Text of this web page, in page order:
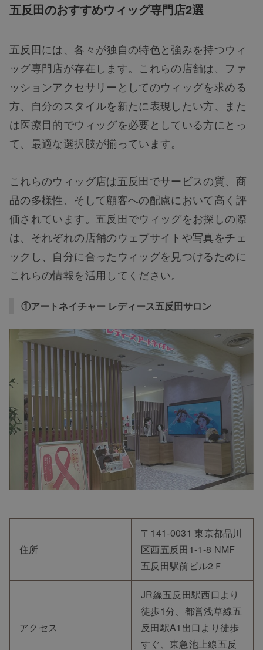
五反田のおすすめウィッグ専門店2選
五反田には、各々が独自の特色と強みを持つウィ
ッグ専門店が存在します。これらの店舗は、ファ
ッションアクセサリーとしてのウィッグを求める
方、自分のスタイルを新たに表現したい方、また
は医療目的でウィッグを必要としている方にとっ
て、最適な選択肢が揃っています。
これらのウィッグ店は五反田でサービスの質、商
品の多様性、そして顧客への配慮において高く評
価されています。五反田でウィッグをお探しの際
は、それぞれの店舗のウェブサイトや写真をチェ
ックし、自分に合ったウィッグを見つけるために
これらの情報を活用してください。
①アートネイチャー レディース五反田サロン
住所
〒141-0031 東京都品川
区西五反田1-1-8 NMF
五反田駅前ビル2Ｆ
アクセス
JR線五反田駅西口より
徒歩1分、都営浅草線五
反田駅A1出口より徒歩
すぐ、東急池上線五反